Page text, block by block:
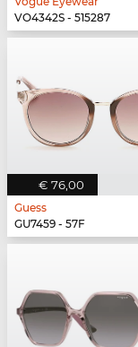
VO4342S - 515287
€ 76,00
Guess
GU7459 - 57F